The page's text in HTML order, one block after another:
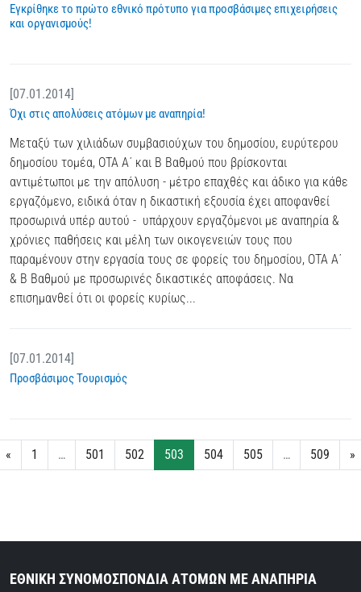
Εγκρίθηκε το πρώτο εθνικό πρότυπο για προσβάσιμες επιχειρήσεις
και οργανισμούς!
[07.01.2014]
Όχι στις απολύσεις ατόμων με αναπηρία!
Μεταξύ των χιλιάδων συμβασιούχων του δημοσίου, ευρύτερου
δημοσίου τομέα, ΟΤΑ Α΄ και Β Βαθμού που βρίσκονται
αντιμέτωποι με την απόλυση - μέτρο επαχθές και άδικο για κάθε
εργαζόμενο, ειδικά όταν η δικαστική εξουσία έχει αποφανθεί
προσωρινά υπέρ αυτού - υπάρχουν εργαζόμενοι με αναπηρία &
χρόνιες παθήσεις και μέλη των οικογενειών τους που
παραμένουν στην εργασία τους σε φορείς του δημοσίου, ΟΤΑ Α΄
& Β Βαθμού με προσωρινές δικαστικές αποφάσεις. Να
επισημανθεί ότι οι φορείς κυρίως...
[07.01.2014]
Προσβάσιμος Τουρισμός
« 1 … 501 502 503 504 505 … 509 »
ΕΘΝΙΚΗ ΣΥΝΟΜΟΣΠΟΝΔΙΑ ΑΤΟΜΩΝ ΜΕ ΑΝΑΠΗΡΙΑ